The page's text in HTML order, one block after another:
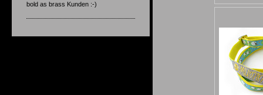
bold as brass Kunden :-)